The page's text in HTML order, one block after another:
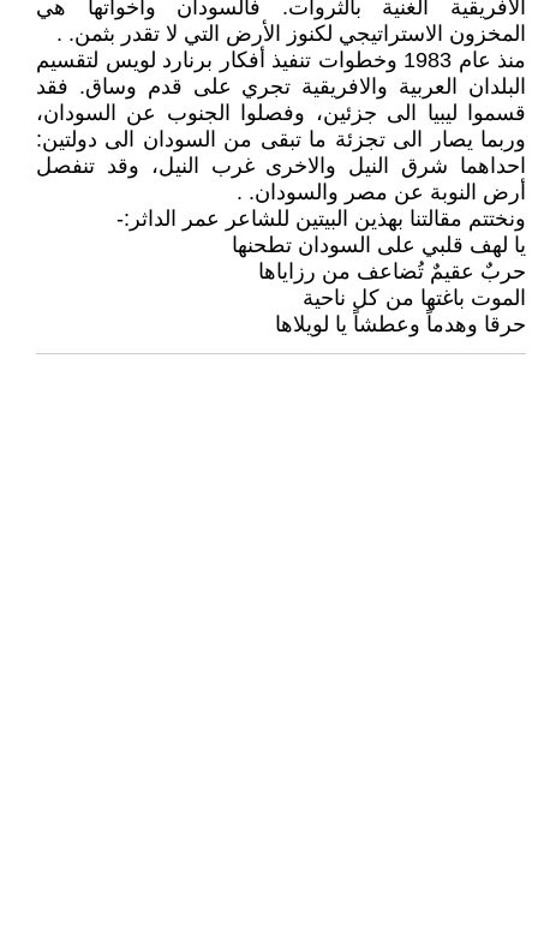
الافريقية الغنية بالثروات. فالسودان واخواتها هي
المخزون الاستراتيجي لكنوز الأرض التي لا تقدر بثمن. .
منذ عام 1983 وخطوات تنفيذ أفكار برنارد لويس لتقسيم
البلدان العربية والافريقية تجري على قدم وساق. فقد
قسموا ليبيا الى جزئين، وفصلوا الجنوب عن السودان،
وربما يصار الى تجزئة ما تبقى من السودان الى دولتين:
احداهما شرق النيل والاخرى غرب النيل، وقد تنفصل
أرض النوبة عن مصر والسودان. .
ونختتم مقالتنا بهذين البيتين للشاعر عمر الداثر:-
يا لهف قلبي على السودان تطحنها
حربٌ عقيمٌ تُضاعف من رزاياها
الموت باغتها من كل ناحية
حرقا وهدماً وعطشاً يا لويلاها